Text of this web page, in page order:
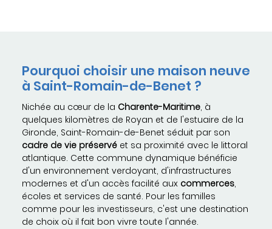
Pourquoi choisir une maison neuve
à Saint-Romain-de-Benet ?
Nichée au cœur de la Charente-Maritime, à
quelques kilomètres de Royan et de l'estuaire de la
Gironde, Saint-Romain-de-Benet séduit par son
cadre de vie préservé et sa proximité avec le littoral
atlantique. Cette commune dynamique bénéficie
d'un environnement verdoyant, d'infrastructures
modernes et d'un accès facilité aux commerces,
écoles et services de santé. Pour les familles
comme pour les investisseurs, c'est une destination
de choix où il fait bon vivre toute l'année.